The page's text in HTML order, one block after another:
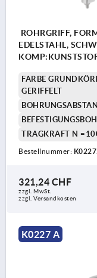
ROHRGRIFF,
EDELSTAHL,
FARBE
GERIFFELT
TRAGKRAFT N
Bestellnummer:
321,24 CHF
zzgl. MwSt.
zzgl. Versandkosten
K0227 A